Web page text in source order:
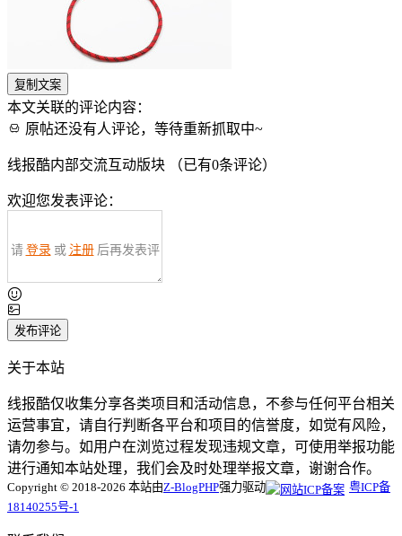
复制文案
本文关联的评论内容：
原帖还没有人评论，等待重新抓取中~
线报酷内部交流互动版块 （已有0条评论）
欢迎您发表评论：
请 登录 或 注册 后再发表评
发布评论
关于本站
线报酷仅收集分享各类项目和活动信息，不参与任何平台相关
运营事宜，请自行判断各平台和项目的信誉度，如觉有风险，
请勿参与。如用户在浏览过程发现违规文章，可使用举报功能
进行通知本站处理，我们会及时处理举报文章，谢谢合作。
Copyright © 2018-2026 本站由Z-BlogPHP强力驱动
粤ICP备
18140255号-1